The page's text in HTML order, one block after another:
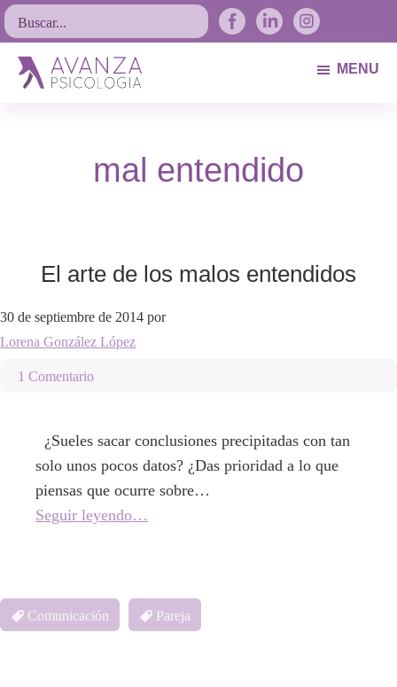
Saltar
a
navegación
Saltar
al
contenido
principal
Saltar
al
pie
Buscar...
MENU
mal entendido
El arte de los malos entendidos
30 de septiembre de 2014 por
Lorena González López
1 Comentario
¿Sueles sacar conclusiones precipitadas con tan
solo unos pocos datos? ¿Das prioridad a lo que
piensas que ocurre sobre…
Seguir leyendo…
Comunicación Pareja